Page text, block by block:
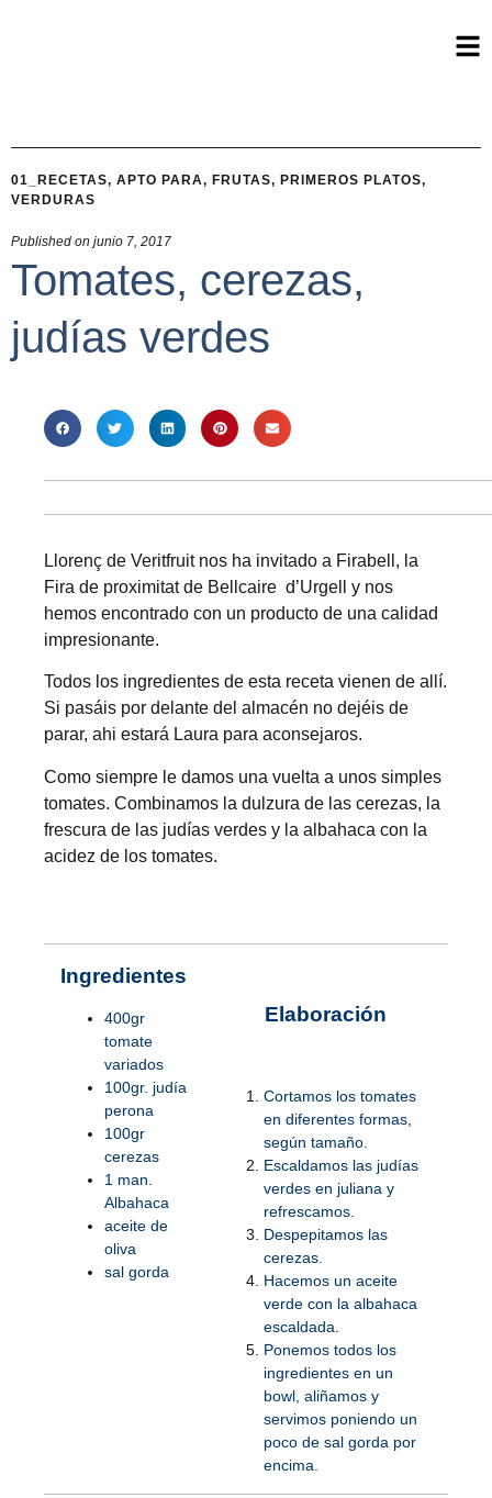
01_RECETAS, APTO PARA, FRUTAS, PRIMEROS PLATOS,
VERDURAS
Published on junio 7, 2017
Tomates, cerezas,
judías verdes
Llorenç de Veritfruitnos ha invitado a Firabell, la
Fira de proximitat de Bellcaire d’Urgell y nos
hemos encontrado con un producto de una calidad
impresionante.
Todos los ingredientes de esta receta vienen de allí.
Si pasáis por delante del almacén no dejéis de
parar, ahi estará Laura para aconsejaros.
Como siempre le damos una vuelta a unos simples
tomates. Combinamos la dulzura de las cerezas, la
frescura de las judías verdes y la albahaca con la
acidez de los tomates.
Ingredientes
400gr
tomate
variados
100gr. judía
perona
100gr
cerezas
1 man.
Albahaca
aceite de
oliva
sal gorda
Elaboración
Cortamos los tomates
en diferentes formas,
según tamaño.
Escaldamos las judías
verdes en juliana y
refrescamos.
Despepitamos las
cerezas.
Hacemos un aceite
verde con la albahaca
escaldada.
Ponemos todos los
ingredientes en un
bowl, aliñamos y
servimos poniendo un
poco de sal gorda por
encima.